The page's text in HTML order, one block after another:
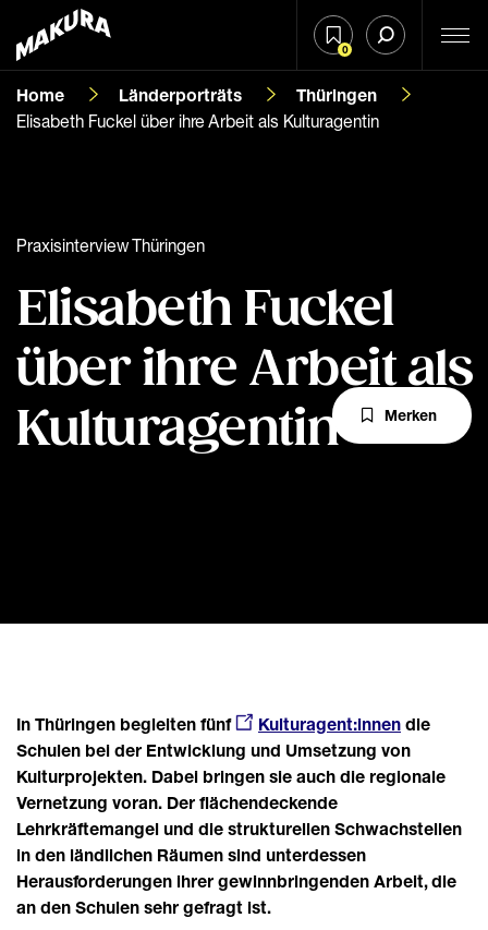
0
Home Länderporträts
Thüringen
Elisabeth Fuckel über ihre Arbeit als Kulturagentin
Praxisinterview Thüringen
Elisabeth Fuckel
über ihre Arbeit als
Kulturagentin
Merken
In Thüringen begleiten fünf Kulturagent:innen die
Schulen bei der Entwicklung und Umsetzung von
Kulturprojekten. Dabei bringen sie auch die regionale
Vernetzung voran. Der flächendeckende
Lehrkräftemangel und die strukturellen Schwachstellen
in den ländlichen Räumen sind unterdessen
Herausforderungen ihrer gewinnbringenden Arbeit, die
an den Schulen sehr gefragt ist.